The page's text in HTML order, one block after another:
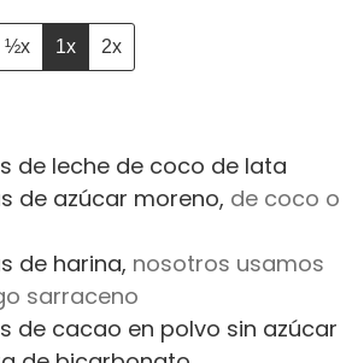
½x 1x 2x
de leche de coco de lata
de azúcar moreno, de coco o
de harina, nosotros usamos
sarraceno
de cacao en polvo sin azúcar